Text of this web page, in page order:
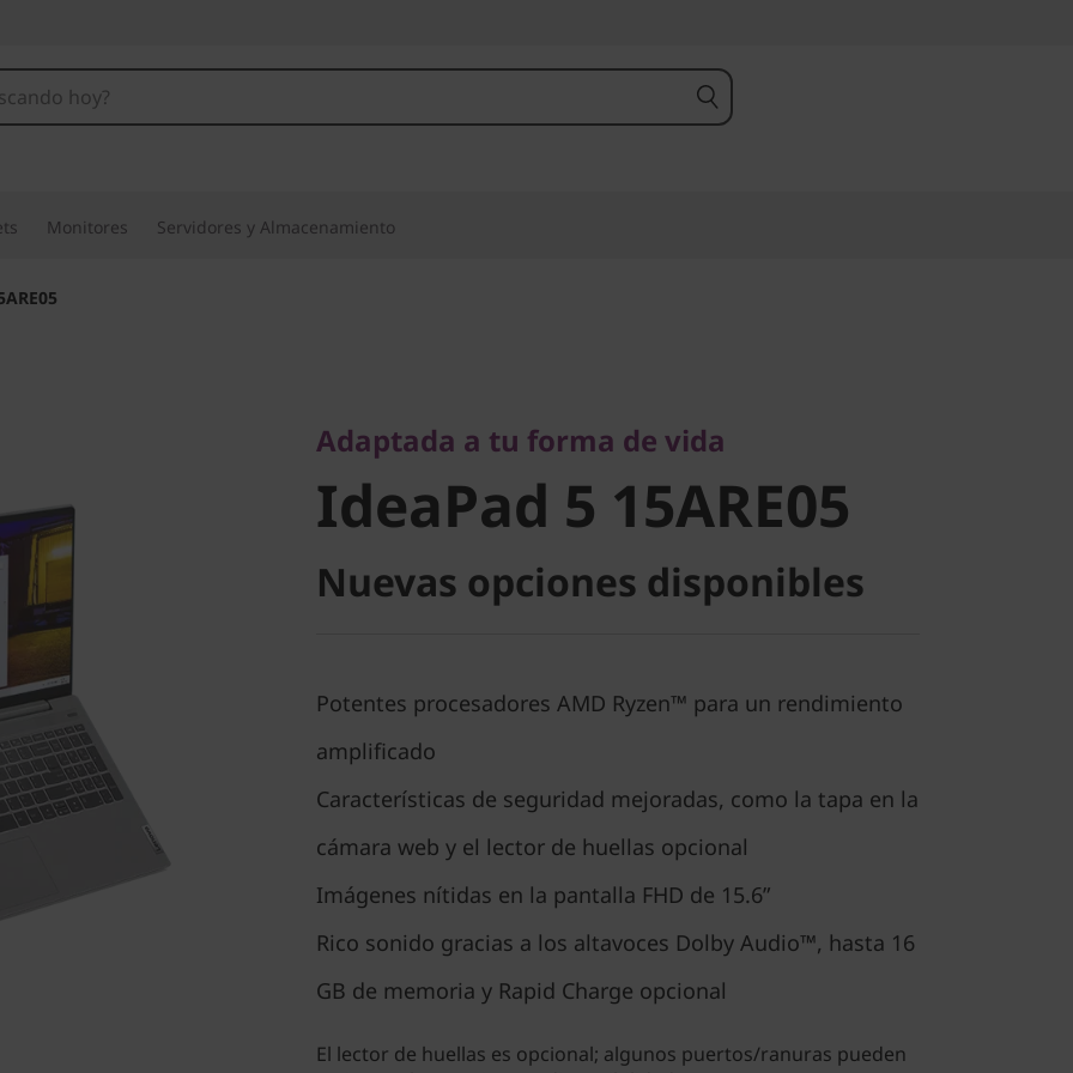
Monitores Servidores y Almacenamiento
IdeaPad 5
15ARE05
Adaptada a tu forma de vida
IdeaPad 5 15ARE05
Nuevas opciones disponibles
Potentes procesadores AMD Ryzen™ para un rendimiento
amplificado
Características de seguridad mejoradas, como la tapa en la
cámara web y el lector de huellas opcional
Imágenes nítidas en la pantalla FHD de 15.6”
Rico sonido gracias a los altavoces Dolby Audio™, hasta 16
GB de memoria y Rapid Charge opcional
El lector de huellas es opcional; algunos puertos/ranuras pueden